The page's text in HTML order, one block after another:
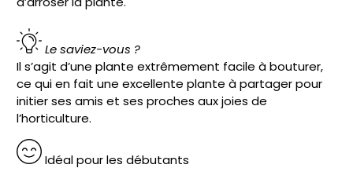
Le saviez-vous ?
Il s’agit d’une plante extrêmement facile à bouturer,
ce qui en fait une excellente plante à partager pour
initier ses amis et ses proches aux joies de
l’horticulture.
Idéal pour les débutants